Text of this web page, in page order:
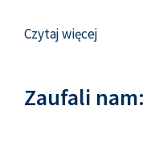
Czytaj więcej
Zaufali nam: